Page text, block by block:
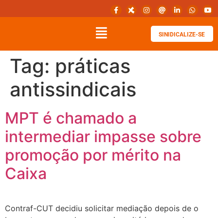
SINIDICALIZE-SE
Tag: práticas
antissindicais
MPT é chamado a
intermediar impasse sobre
promoção por mérito na
Caixa
Contraf-CUT decidiu solicitar mediação depois de o